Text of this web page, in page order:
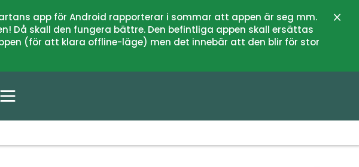
app för Android rapporterar i sommar att appen är seg mm.
Då skall den fungera bättre. Den befintliga appen skall ersättas
(för att klara offline-läge) men det innebär att den blir för stor